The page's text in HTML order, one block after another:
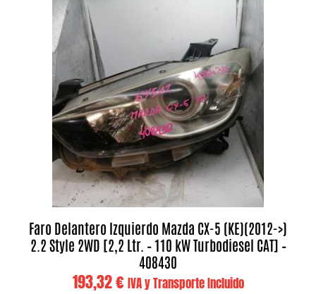
Faro Delantero Izquierdo Mazda CX-5 (KE)(2012->)
2.2 Style 2WD [2,2 Ltr. – 110 kW Turbodiesel CAT] –
408430
193,32€ IVA y Transporte Incluido